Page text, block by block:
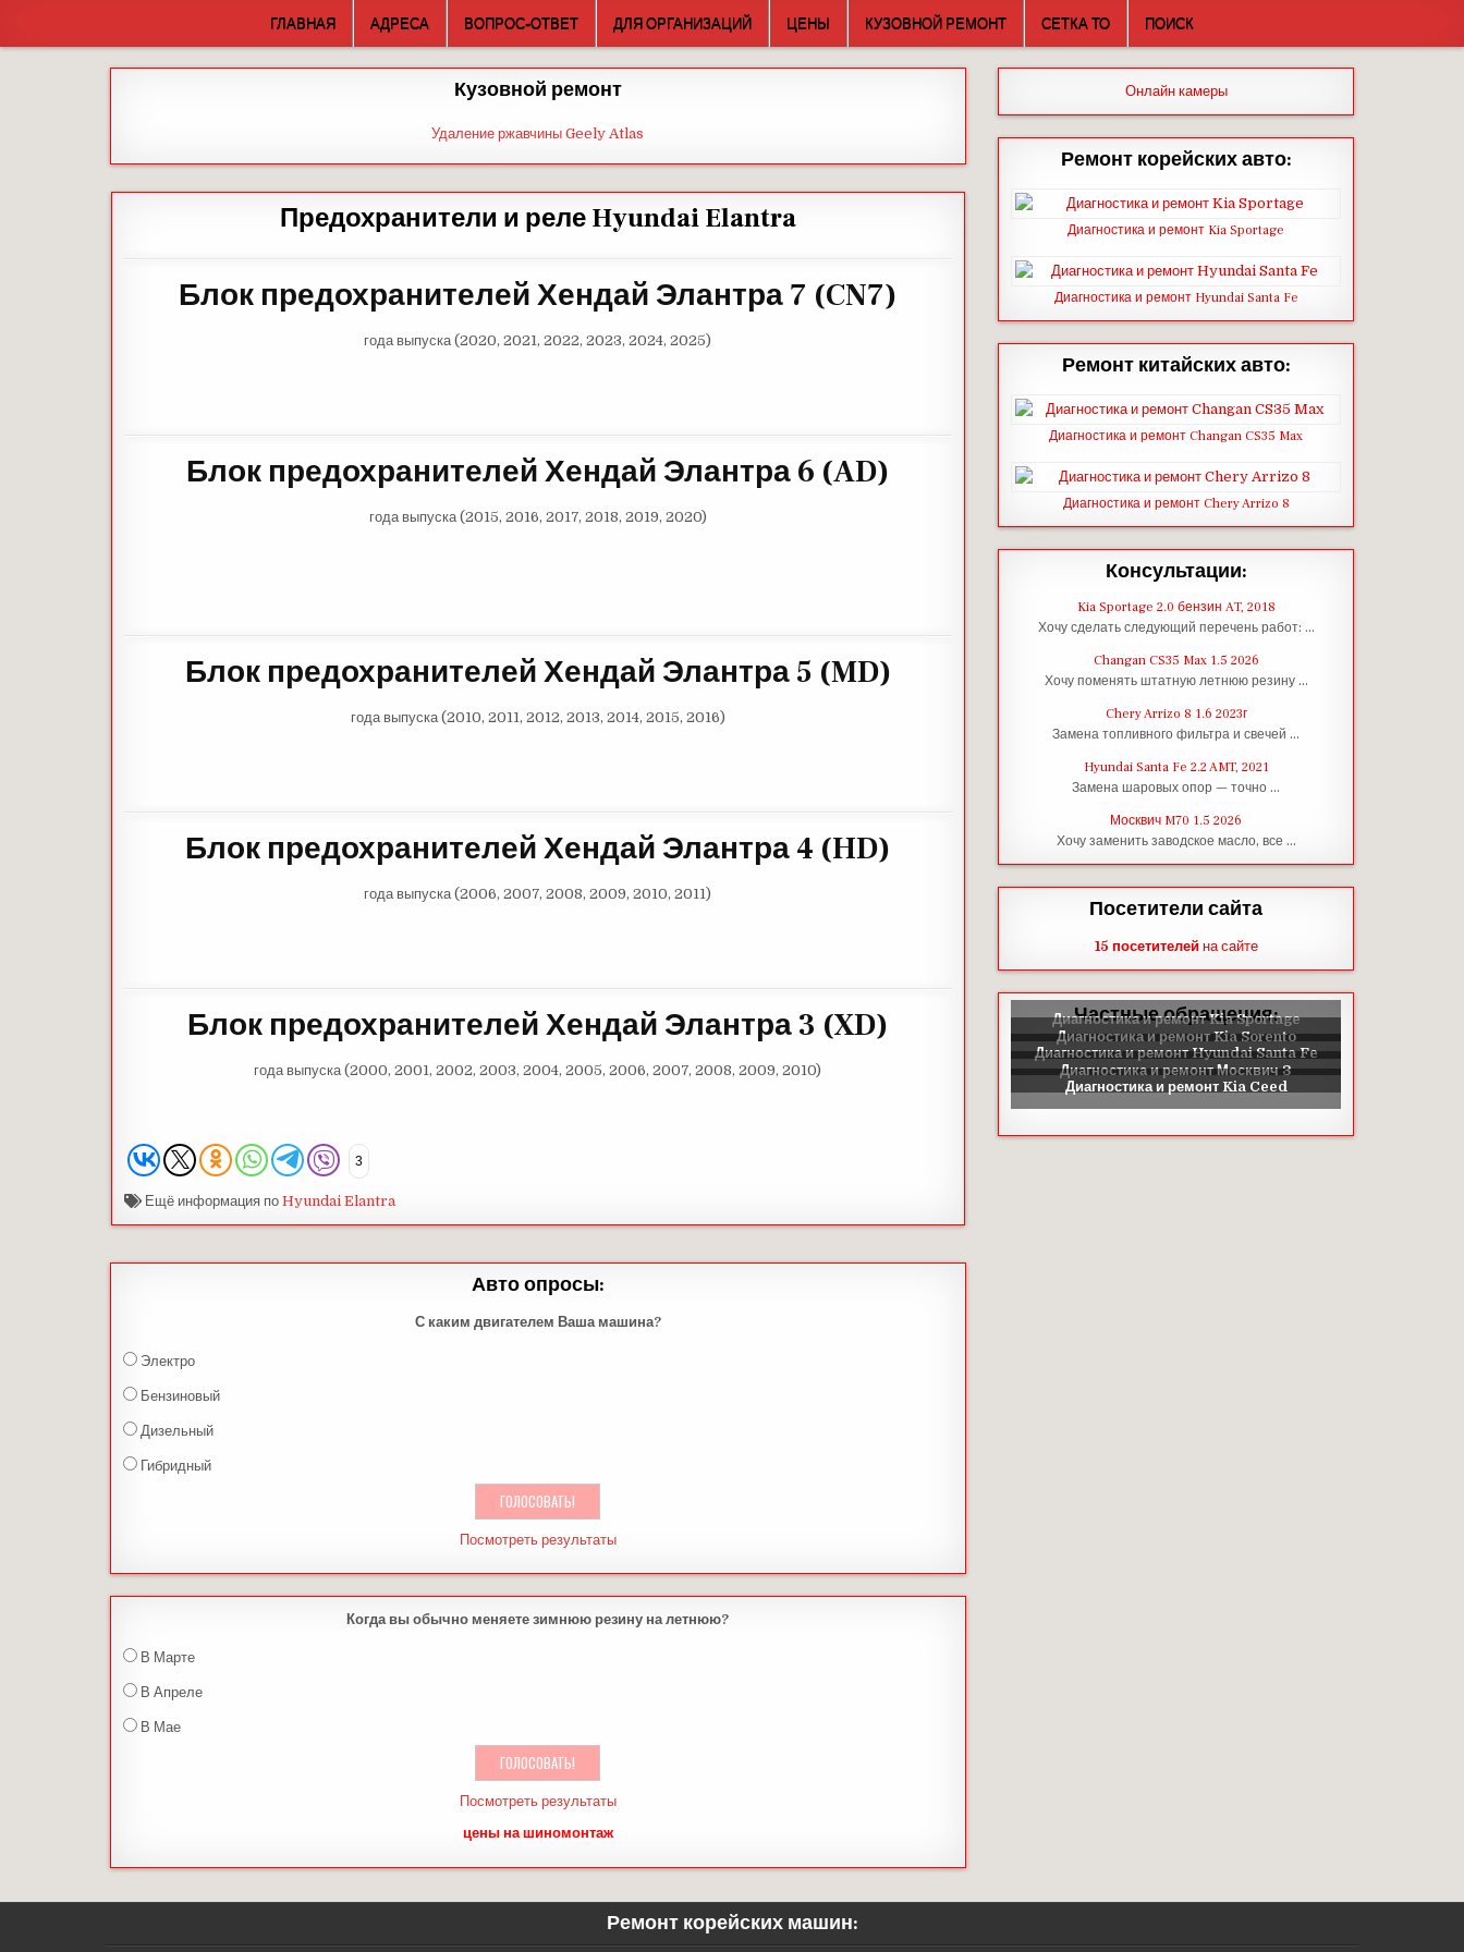
content
ГЛАВНАЯ АДРЕСА ВОПРОС-ОТВЕТ ДЛЯ ОРГАНИЗАЦИЙ ЦЕНЫ КУЗОВНОЙ РЕМОНТ СЕТКА ТО ПОИСК
Кузовной ремонт
Удаление ржавчины Geely Atlas
Предохранители и реле Hyundai Elantra
Блок предохранителей Хендай Элантра 7 (CN7)
года выпуска (2020, 2021, 2022, 2023, 2024, 2025)
Блок предохранителей Хендай Элантра 6 (AD)
года выпуска (2015, 2016, 2017, 2018, 2019, 2020)
Блок предохранителей Хендай Элантра 5 (MD)
года выпуска (2010, 2011, 2012, 2013, 2014, 2015, 2016)
Блок предохранителей Хендай Элантра 4 (HD)
года выпуска (2006, 2007, 2008, 2009, 2010, 2011)
Блок предохранителей Хендай Элантра 3 (XD)
года выпуска (2000, 2001, 2002, 2003, 2004, 2005, 2006, 2007, 2008, 2009, 2010)
3
Ещё информация по Hyundai Elantra
Авто опросы:
С каким двигателем Ваша машина?
Электро
Бензиновый
Дизельный
Гибридный
Посмотреть результаты
Когда вы обычно меняете зимнюю резину на летнюю?
В Марте
В Апреле
В Мае
Посмотреть результаты
цены на шиномонтаж
Онлайн камеры
Ремонт корейских авто:
Диагностика и ремонт Kia Sportage
Диагностика и ремонт Hyundai Santa Fe
Ремонт китайских авто:
Диагностика и ремонт Changan CS35 Max
Диагностика и ремонт Chery Arrizo 8
Консультации:
Kia Sportage 2.0 бензин AT, 2018
Хочу сделать следующий перечень работ: …
Changan CS35 Max 1.5 2026
Хочу поменять штатную летнюю резину …
Chery Arrizo 8 1.6 2023г
Замена топливного фильтра и свечей …
Hyundai Santa Fe 2.2 AMT, 2021
Замена шаровых опор — точно …
Москвич M70 1.5 2026
Хочу заменить заводское масло, все …
Посетители сайта
15 посетителейна сайте
Частные обращения:
Ремонт корейских машин: